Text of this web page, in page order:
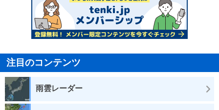
注目のコンテンツ
雨雲レーダー